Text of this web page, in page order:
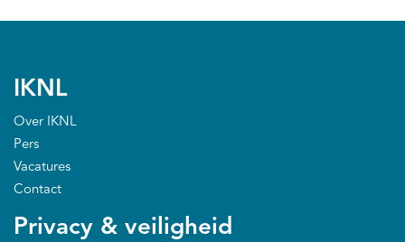
IKNL
Over IKNL
Pers
Vacatures
Contact
Privacy & veiligheid